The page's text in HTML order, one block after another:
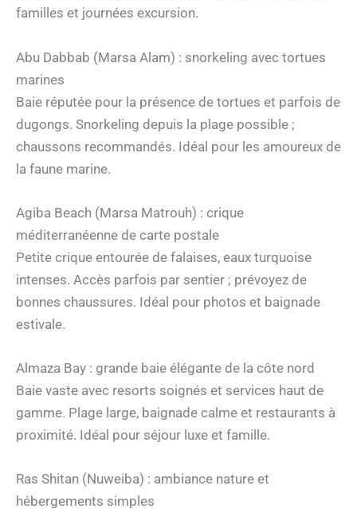
familles et journées excursion.
Abu Dabbab (Marsa Alam) : snorkeling avec tortues
marines
Baie réputée pour la présence de tortues et parfois de
dugongs. Snorkeling depuis la plage possible ;
chaussons recommandés. Idéal pour les amoureux de
la faune marine.
Agiba Beach (Marsa Matrouh) : crique
méditerranéenne de carte postale
Petite crique entourée de falaises, eaux turquoise
intenses. Accès parfois par sentier ; prévoyez de
bonnes chaussures. Idéal pour photos et baignade
estivale.
Almaza Bay : grande baie élégante de la côte nord
Baie vaste avec resorts soignés et services haut de
gamme. Plage large, baignade calme et restaurants à
proximité. Idéal pour séjour luxe et famille.
Ras Shitan (Nuweiba) : ambiance nature et
hébergements simples